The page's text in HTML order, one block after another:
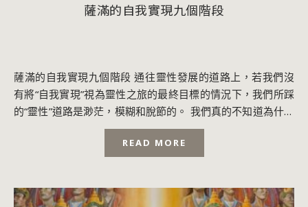
薩滿的自我實現九個階段
薩滿的自我實現九個階段 通往靈性發展的道路上，若我們沒
有將“自我實現”視為靈性之旅的最終目標的情況下，我們所踩
的“靈性”道路是渺茫，模糊和脫節的。 我們真的不知道為什麼
要做什麼。而且，如果我們在這過程...
READ MORE